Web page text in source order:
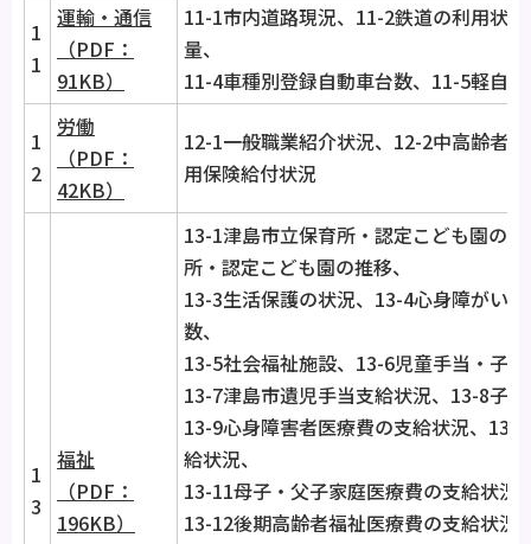
1
1
運輸・通信
（PDF：
91KB）
11-1市内道路現況、11-2鉄道の利用状
量、
11-4車種別登録自動車台数、11-5軽自
1
2
労働
（PDF：
42KB）
12-1一般職業紹介状況、12-2中高齢者
用保険給付状況
1
3
福祉
（PDF：
196KB）
13-1津島市立保育所・認定こども園の
所・認定こども園の推移、
13-3生活保護の状況、13-4心身障がい
数、
13-5社会福祉施設、13-6児童手当・子
13-7津島市遺児手当支給状況、13-8子
13-9心身障害者医療費の支給状況、13-
給状況、
13-11母子・父子家庭医療費の支給状況
13-12後期高齢者福祉医療費の支給状況